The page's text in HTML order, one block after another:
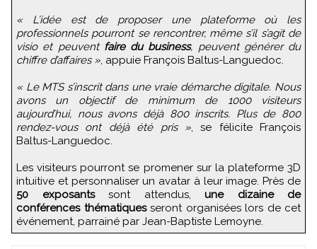
« L’idée est de proposer une plateforme où les
professionnels pourront se rencontrer, même s’il s’agit de
visio et peuvent faire du business, peuvent générer du
chiffre d’affaires » , appuie François Baltus-Languedoc.
« Le MTS s’inscrit dans une vraie démarche digitale. Nous
avons un objectif de minimum de 1000 visiteurs
aujourd’hui, nous avons déjà 800 inscrits. Plus de 800
rendez-vous ont déjà été pris », se félicite François
Baltus-Languedoc.
Les visiteurs pourront se promener sur la plateforme 3D
intuitive et personnaliser un avatar à leur image. Près de
50 exposantssont attendus, une dizaine de
conférences thématiquesseront organisées lors de cet
événement, parrainé par Jean-Baptiste Lemoyne.